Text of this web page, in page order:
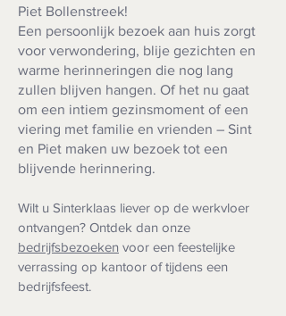
Piet Bollenstreek!
Een persoonlijk bezoek aan huis zorgt
voor verwondering, blije gezichten en
warme herinneringen die nog lang
zullen blijven hangen. Of het nu gaat
om een intiem gezinsmoment of een
viering met familie en vrienden – Sint
en Piet maken uw bezoek tot een
blijvende herinnering.
Wilt u Sinterklaas liever op de werkvloer
ontvangen? Ontdek dan onze
bedrijfsbezoeken voor een feestelijke
verrassing op kantoor of tijdens een
bedrijfsfeest.